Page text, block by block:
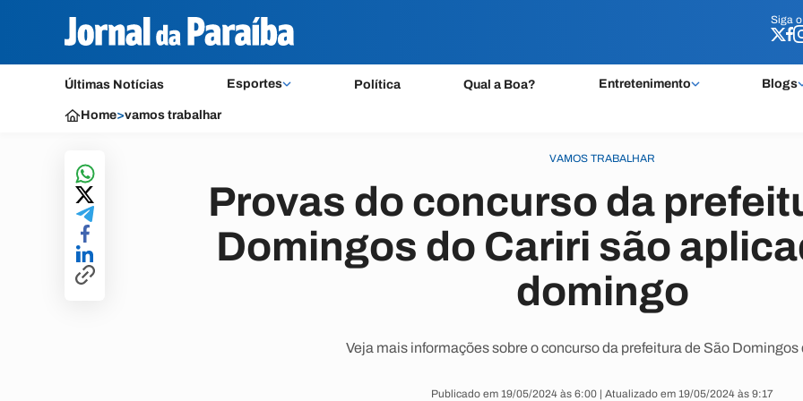
Siga o
Últimas Notícias Esportes Política Qual a Boa? Entretenimento Blogs
Siga o
Home>vamos trabalhar
VAMOS TRABALHAR
Provas do concurso da
Domingos do Cariri são
domingo
Veja mais informações sobre o concurso da prefeitura de São Domingos
Publicado em 19/05/2024 às 6:00 | Atualizado em 19/05/2024 às 9:17